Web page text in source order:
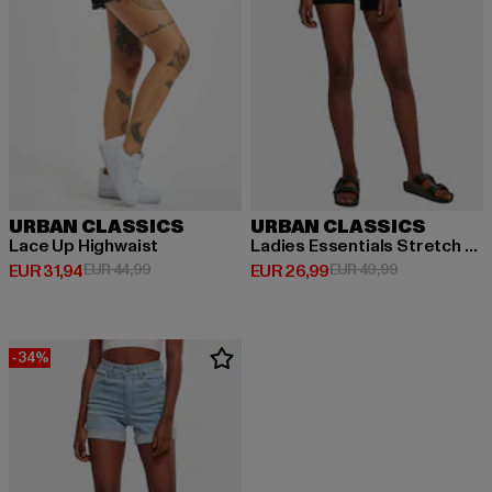
URBAN CLASSICS
Lace Up Highwaist
EUR 31,94
Derzeitiger Preis: EUR 31,94
EUR 44,99Aktionspreis: EUR 44,99
URBAN CLASSICS
Ladies Essentials Stretch Denim 5 Pocket
EUR 26,99
Derzeitiger Preis: EUR 26,99
EUR 49,99Aktionspreis:
-34%